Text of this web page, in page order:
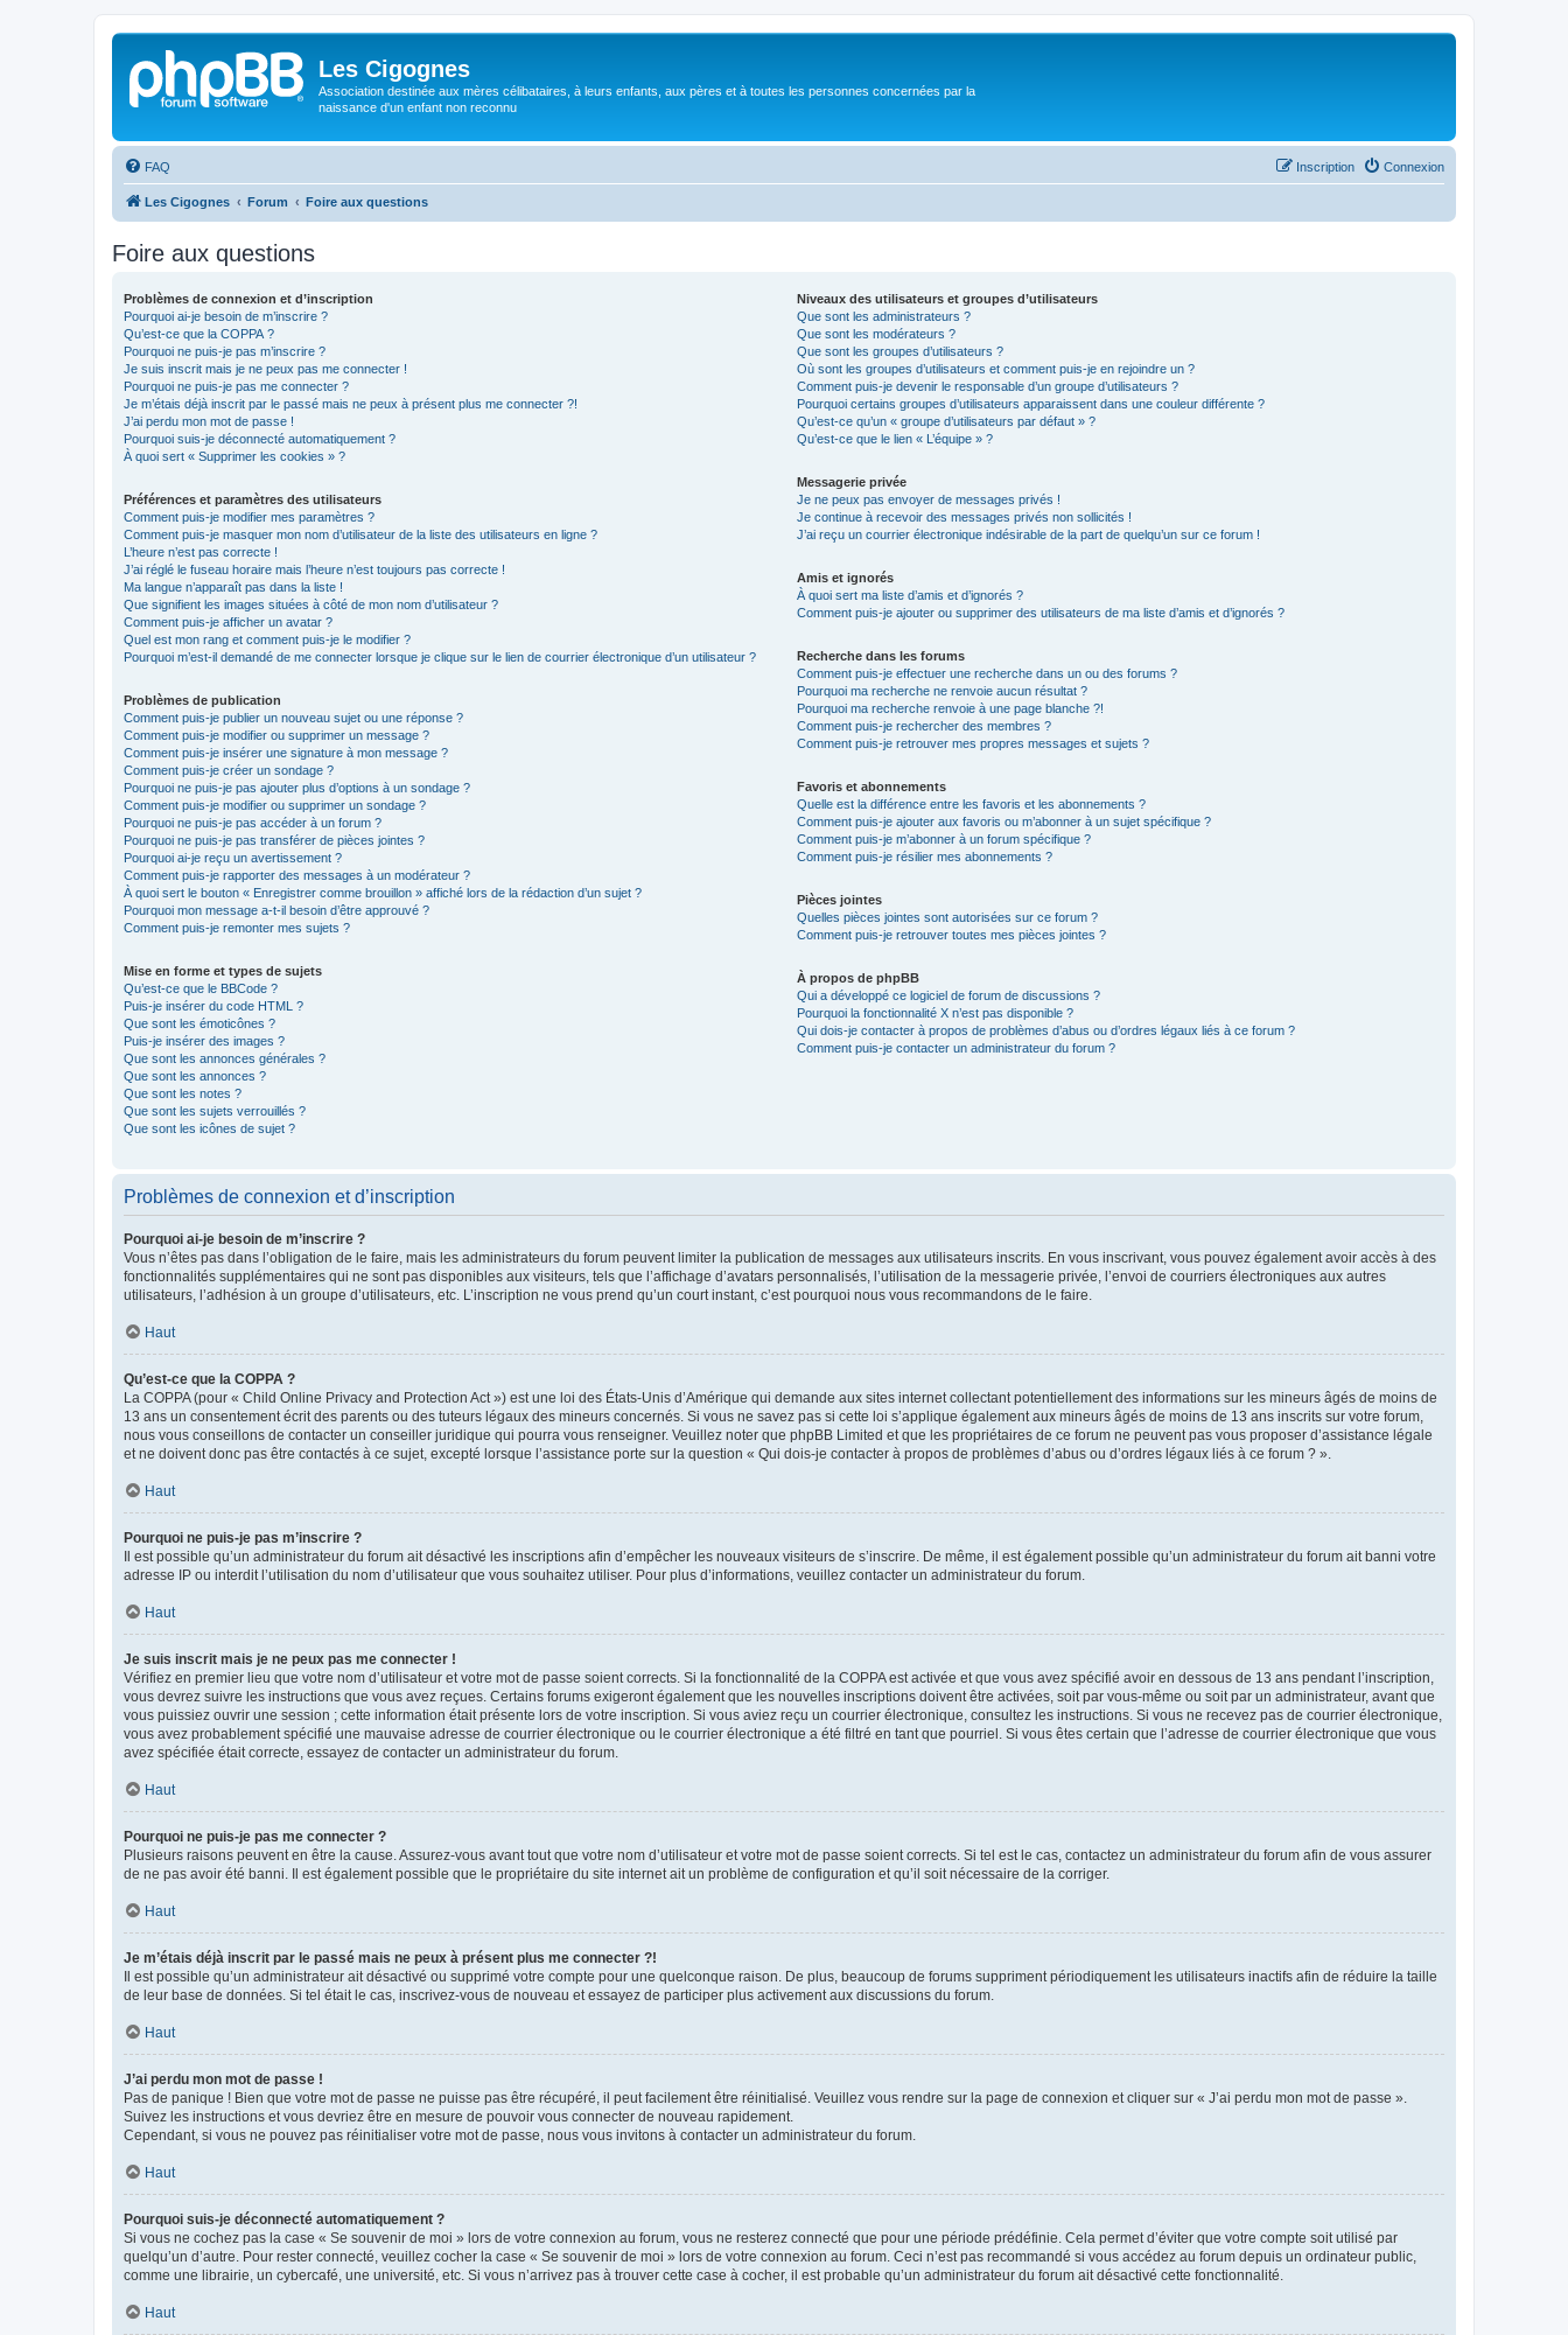
Les Cigognes
Association destinée aux mères célibataires, à leurs enfants, aux pères et à toutes les personnes concernées par la
naissance d'un enfant non reconnu
FAQ Connexion
Inscription
Les Cigognes Forum Foire aux questions
Foire aux questions
Problèmes de connexion et d’inscription
Pourquoi ai-je besoin de m’inscrire ?
Qu’est-ce que la COPPA ?
Pourquoi ne puis-je pas m’inscrire ?
Je suis inscrit mais je ne peux pas me connecter !
Pourquoi ne puis-je pas me connecter ?
Je m’étais déjà inscrit par le passé mais ne peux à présent plus me connecter ?!
J’ai perdu mon mot de passe !
Pourquoi suis-je déconnecté automatiquement ?
À quoi sert « Supprimer les cookies » ?
Préférences et paramètres des utilisateurs
Comment puis-je modifier mes paramètres ?
Comment puis-je masquer mon nom d’utilisateur de la liste des utilisateurs en ligne ?
L’heure n’est pas correcte !
J’ai réglé le fuseau horaire mais l’heure n’est toujours pas correcte !
Ma langue n’apparaît pas dans la liste !
Que signifient les images situées à côté de mon nom d’utilisateur ?
Comment puis-je afficher un avatar ?
Quel est mon rang et comment puis-je le modifier ?
Pourquoi m’est-il demandé de me connecter lorsque je clique sur le lien de courrier électronique d’un utilisateur ?
Problèmes de publication
Comment puis-je publier un nouveau sujet ou une réponse ?
Comment puis-je modifier ou supprimer un message ?
Comment puis-je insérer une signature à mon message ?
Comment puis-je créer un sondage ?
Pourquoi ne puis-je pas ajouter plus d’options à un sondage ?
Comment puis-je modifier ou supprimer un sondage ?
Pourquoi ne puis-je pas accéder à un forum ?
Pourquoi ne puis-je pas transférer de pièces jointes ?
Pourquoi ai-je reçu un avertissement ?
Comment puis-je rapporter des messages à un modérateur ?
À quoi sert le bouton « Enregistrer comme brouillon » affiché lors de la rédaction d’un sujet ?
Pourquoi mon message a-t-il besoin d’être approuvé ?
Comment puis-je remonter mes sujets ?
Mise en forme et types de sujets
Qu’est-ce que le BBCode ?
Puis-je insérer du code HTML ?
Que sont les émoticônes ?
Puis-je insérer des images ?
Que sont les annonces générales ?
Que sont les annonces ?
Que sont les notes ?
Que sont les sujets verrouillés ?
Que sont les icônes de sujet ?
Niveaux des utilisateurs et groupes d’utilisateurs
Que sont les administrateurs ?
Que sont les modérateurs ?
Que sont les groupes d’utilisateurs ?
Où sont les groupes d’utilisateurs et comment puis-je en rejoindre un ?
Comment puis-je devenir le responsable d’un groupe d’utilisateurs ?
Pourquoi certains groupes d’utilisateurs apparaissent dans une couleur différente ?
Qu’est-ce qu’un « groupe d’utilisateurs par défaut » ?
Qu’est-ce que le lien « L’équipe » ?
Messagerie privée
Je ne peux pas envoyer de messages privés !
Je continue à recevoir des messages privés non sollicités !
J’ai reçu un courrier électronique indésirable de la part de quelqu’un sur ce forum !
Amis et ignorés
À quoi sert ma liste d’amis et d’ignorés ?
Comment puis-je ajouter ou supprimer des utilisateurs de ma liste d’amis et d’ignorés ?
Recherche dans les forums
Comment puis-je effectuer une recherche dans un ou des forums ?
Pourquoi ma recherche ne renvoie aucun résultat ?
Pourquoi ma recherche renvoie à une page blanche ?!
Comment puis-je rechercher des membres ?
Comment puis-je retrouver mes propres messages et sujets ?
Favoris et abonnements
Quelle est la différence entre les favoris et les abonnements ?
Comment puis-je ajouter aux favoris ou m’abonner à un sujet spécifique ?
Comment puis-je m’abonner à un forum spécifique ?
Comment puis-je résilier mes abonnements ?
Pièces jointes
Quelles pièces jointes sont autorisées sur ce forum ?
Comment puis-je retrouver toutes mes pièces jointes ?
À propos de phpBB
Qui a développé ce logiciel de forum de discussions ?
Pourquoi la fonctionnalité X n’est pas disponible ?
Qui dois-je contacter à propos de problèmes d’abus ou d’ordres légaux liés à ce forum ?
Comment puis-je contacter un administrateur du forum ?
Problèmes de connexion et d’inscription
Pourquoi ai-je besoin de m’inscrire ?
Vous n’êtes pas dans l’obligation de le faire, mais les administrateurs du forum peuvent limiter la publication de messages aux utilisateurs inscrits. En vous inscrivant, vous pouvez également avoir accès à des
fonctionnalités supplémentaires qui ne sont pas disponibles aux visiteurs, tels que l’affichage d’avatars personnalisés, l’utilisation de la messagerie privée, l’envoi de courriers électroniques aux autres
utilisateurs, l’adhésion à un groupe d’utilisateurs, etc. L’inscription ne vous prend qu’un court instant, c’est pourquoi nous vous recommandons de le faire.
Haut
Qu’est-ce que la COPPA ?
La COPPA (pour « Child Online Privacy and Protection Act ») est une loi des États-Unis d’Amérique qui demande aux sites internet collectant potentiellement des informations sur les mineurs âgés de moins de
13 ans un consentement écrit des parents ou des tuteurs légaux des mineurs concernés. Si vous ne savez pas si cette loi s’applique également aux mineurs âgés de moins de 13 ans inscrits sur votre forum,
nous vous conseillons de contacter un conseiller juridique qui pourra vous renseigner. Veuillez noter que phpBB Limited et que les propriétaires de ce forum ne peuvent pas vous proposer d’assistance légale
et ne doivent donc pas être contactés à ce sujet, excepté lorsque l’assistance porte sur la question « Qui dois-je contacter à propos de problèmes d’abus ou d’ordres légaux liés à ce forum ? ».
Haut
Pourquoi ne puis-je pas m’inscrire ?
Il est possible qu’un administrateur du forum ait désactivé les inscriptions afin d’empêcher les nouveaux visiteurs de s’inscrire. De même, il est également possible qu’un administrateur du forum ait banni votre
adresse IP ou interdit l’utilisation du nom d’utilisateur que vous souhaitez utiliser. Pour plus d’informations, veuillez contacter un administrateur du forum.
Haut
Je suis inscrit mais je ne peux pas me connecter !
Vérifiez en premier lieu que votre nom d’utilisateur et votre mot de passe soient corrects. Si la fonctionnalité de la COPPA est activée et que vous avez spécifié avoir en dessous de 13 ans pendant l’inscription,
vous devrez suivre les instructions que vous avez reçues. Certains forums exigeront également que les nouvelles inscriptions doivent être activées, soit par vous-même ou soit par un administrateur, avant que
vous puissiez ouvrir une session ; cette information était présente lors de votre inscription. Si vous aviez reçu un courrier électronique, consultez les instructions. Si vous ne recevez pas de courrier électronique,
vous avez probablement spécifié une mauvaise adresse de courrier électronique ou le courrier électronique a été filtré en tant que pourriel. Si vous êtes certain que l’adresse de courrier électronique que vous
avez spécifiée était correcte, essayez de contacter un administrateur du forum.
Haut
Pourquoi ne puis-je pas me connecter ?
Plusieurs raisons peuvent en être la cause. Assurez-vous avant tout que votre nom d’utilisateur et votre mot de passe soient corrects. Si tel est le cas, contactez un administrateur du forum afin de vous assurer
de ne pas avoir été banni. Il est également possible que le propriétaire du site internet ait un problème de configuration et qu’il soit nécessaire de la corriger.
Haut
Je m’étais déjà inscrit par le passé mais ne peux à présent plus me connecter ?!
Il est possible qu’un administrateur ait désactivé ou supprimé votre compte pour une quelconque raison. De plus, beaucoup de forums suppriment périodiquement les utilisateurs inactifs afin de réduire la taille
de leur base de données. Si tel était le cas, inscrivez-vous de nouveau et essayez de participer plus activement aux discussions du forum.
Haut
J’ai perdu mon mot de passe !
Pas de panique ! Bien que votre mot de passe ne puisse pas être récupéré, il peut facilement être réinitialisé. Veuillez vous rendre sur la page de connexion et cliquer sur « J’ai perdu mon mot de passe ».
Suivez les instructions et vous devriez être en mesure de pouvoir vous connecter de nouveau rapidement.
Cependant, si vous ne pouvez pas réinitialiser votre mot de passe, nous vous invitons à contacter un administrateur du forum.
Haut
Pourquoi suis-je déconnecté automatiquement ?
Si vous ne cochez pas la case « Se souvenir de moi » lors de votre connexion au forum, vous ne resterez connecté que pour une période prédéfinie. Cela permet d’éviter que votre compte soit utilisé par
quelqu’un d’autre. Pour rester connecté, veuillez cocher la case « Se souvenir de moi » lors de votre connexion au forum. Ceci n’est pas recommandé si vous accédez au forum depuis un ordinateur public,
comme une librairie, un cybercafé, une université, etc. Si vous n’arrivez pas à trouver cette case à cocher, il est probable qu’un administrateur du forum ait désactivé cette fonctionnalité.
Haut